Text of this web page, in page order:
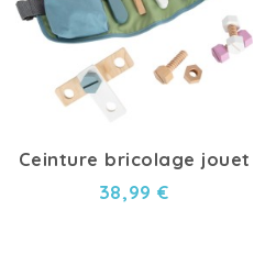
Ceinture bricolage jouet
38,99 €